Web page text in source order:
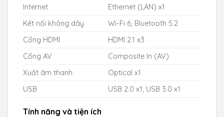
Internet
Ethernet (LAN) x1
Kết nối không dây
Wi-Fi 6, Bluetooth 5.2
Cổng HDMI
HDMI 2.1 x3
Cổng AV
Composite In (AV)
Xuất âm thanh
Optical x1
USB
USB 2.0 x1, USB 3.0 x1
Tính năng và tiện ích